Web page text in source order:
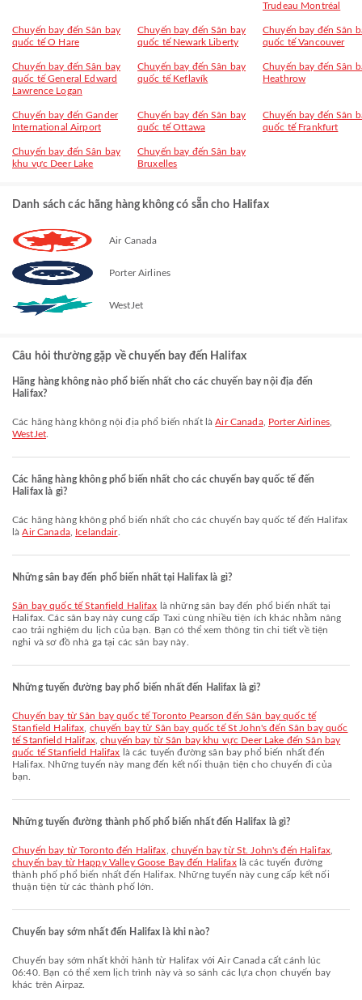
Trudeau Montréal
Chuyến bay đến Sân bay
quốc tế O Hare
Chuyến bay đến Sân bay
quốc tế Newark Liberty
Chuyến bay đến Sân
quốc tế Vancouver
Chuyến bay đến Sân bay
quốc tế General Edward
Lawrence Logan
Chuyến bay đến Sân bay
quốc tế Keflavík
Chuyến bay đến Sân
Heathrow
Chuyến bay đến Gander
International Airport
Chuyến bay đến Sân bay
quốc tế Ottawa
Chuyến bay đến Sân
quốc tế Frankfurt
Chuyến bay đến Sân bay
khu vực Deer Lake
Chuyến bay đến Sân bay
Bruxelles
Danh sách các hãng hàng không có sẵn cho Halifax
Air Canada
Porter Airlines
WestJet
Câu hỏi thường gặp về chuyến bay đến Halifax
Hãng hàng không nào phổ biến nhất cho các chuyến bay nội địa đến
Halifax?
Các hãng hàng không nội địa phổ biến nhất làAir Canada, Porter Airlines
WestJet.
Các hãng hàng không phổ biến nhất cho các chuyến bay quốc tế đến
Halifax là gì?
Các hãng hàng không phổ biến nhất cho các chuyến bay quốc tế đến Halifax
làAir Canada, Icelandair.
Những sân bay đến phổ biến nhất tại Halifax là gì?
Sân bay quốc tế Stanfield Halifax là những sân bay đến phổ biến nhất tại
Halifax. Các sân bay này cung cấp Taxi cùng nhiều tiện ích khác nhằm nâng
cao trải nghiệm du lịch của bạn. Bạn có thể xem thông tin chi tiết về tiện
nghi và sơ đồ nhà ga tại các sân bay này.
Những tuyến đường bay phổ biến nhất đến Halifax là gì?
chuyến bay từ Sân bay quốc tế Toronto Pearson đến Sân bay quốc tế
Stanfield Halifax chuyến bay từ Sân bay quốc tế St John's đến Sân bay quốc
tế Stanfield Halifax,chuyến bay từ Sân bay khu vực Deer Lake đến Sân bay
quốc tế Stanfield Halifax là các tuyến đường sân bay phổ biến nhất đến
Halifax. Những tuyến này mang đến kết nối thuận tiện cho chuyến đi của
bạn.
Những tuyến đường thành phố phổ biến nhất đến Halifax là gì?
chuyến bay từ Toronto đến Halifax chuyến bay từ St. John's đến Halifax,
chuyến bay từ Happy Valley Goose Bay đến Halifaxlà các tuyến đường
thành phố phổ biến nhất đến Halifax. Những tuyến này cung cấp kết nối
thuận tiện từ các thành phố lớn.
Chuyến bay sớm nhất đến Halifax là khi nào?
Chuyến bay sớm nhất khởi hành từ Halifax với Air Canada cất cánh lúc
06:40. Bạn có thể xem lịch trình này và so sánh các lựa chọn chuyến bay
khác trên Airpaz.